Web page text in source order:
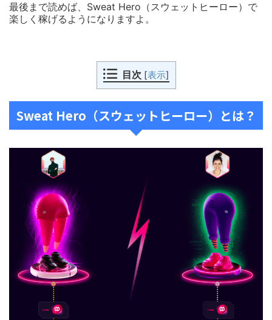
最後まで読めば、Sweat Hero（スウェットヒーロー）で
楽しく稼げるようになりますよ。
目次 [表示]
Sweat Hero（スウェットヒーロー）とは？